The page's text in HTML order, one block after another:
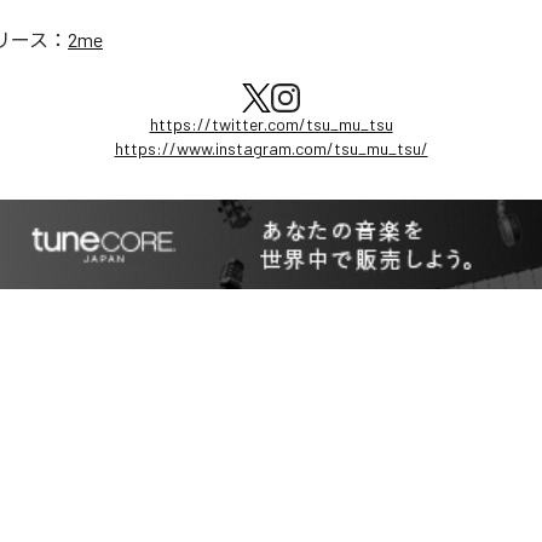
ース： 2me
https://twitter.com/tsu_mu_tsu
https://www.instagram.com/tsu_mu_tsu/